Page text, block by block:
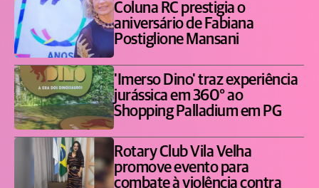
Coluna RC prestigia o
aniversário de Fabiana
Postiglione Mansani
'Imerso Dino' traz experiência
jurássica em 360° ao
Shopping Palladium em PG
Rotary Club Vila Velha
promove evento para
combate à violência contra